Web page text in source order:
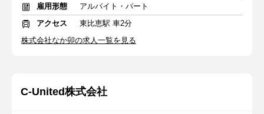
雇用形態
アルバイト・パート
アクセス
東比恵駅 車2分
株式会社なか卯の求人一覧を見る
C‐United株式会社